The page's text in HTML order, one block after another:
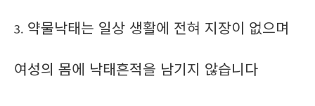
3. 약물낙태는 일상 생활에 전혀 지장이 없으며
여성의 몸에 낙태흔적을 남기지 않습니다